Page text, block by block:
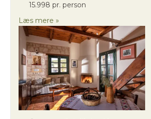
15.998 pr. person
Læs mere »